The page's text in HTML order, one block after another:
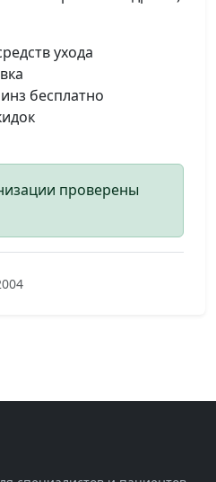
ухода
бесплатно
проверены